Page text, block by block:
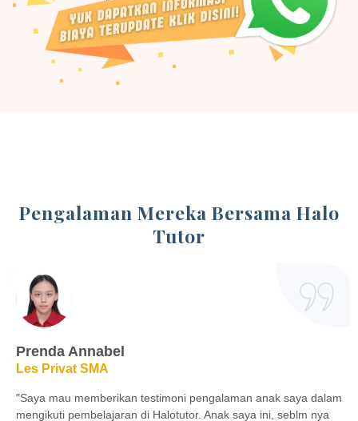
Pengalaman Mereka Bersama Halo
Tutor
saya dalam
seblm nya
Siti Amina Ramadhani Salim
Les Privat SMA
"Belajar di lembaga halo tutor jadi pilihan yang
karena sejauh ini aku selalu cocok sama kakak-